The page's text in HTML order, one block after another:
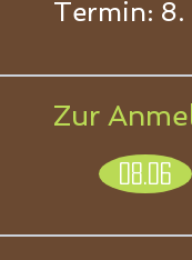
Termin:
08.06
Zur